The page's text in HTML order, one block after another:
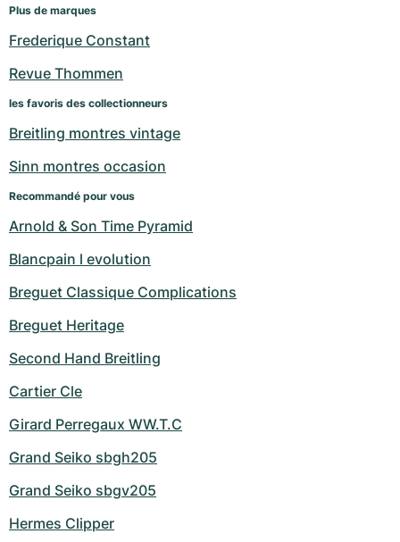
Plus de marques
Frederique Constant
Revue Thommen
les favoris des collectionneurs
Breitling montres vintage
Sinn montres occasion
Recommandé pour vous
Arnold & Son Time Pyramid
Blancpain l evolution
Breguet Classique Complications
Breguet Heritage
Second Hand Breitling
Cartier Cle
Girard Perregaux WW.T.C
Grand Seiko sbgh205
Grand Seiko sbgv205
Hermes Clipper